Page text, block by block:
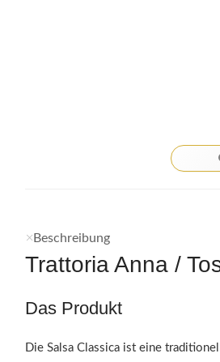
Beschreibung
Trattoria Anna /
Das Produkt
Die Salsa Classica ist eine